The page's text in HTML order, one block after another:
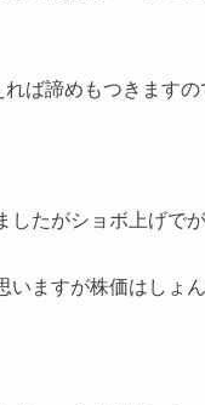
ば諦めもつきますの
たがショボ上げでが
ますが株価はしょん